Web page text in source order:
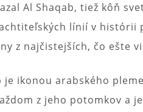
Al Shaqab, tiež kôň
línií v histórii
z najčistejších, čo ešte
je ikonou arabského
z jeho potomkov a